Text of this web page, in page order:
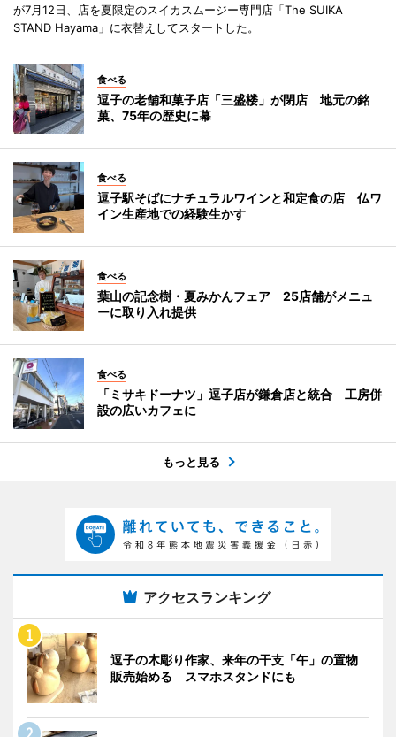
が7月12日、店を夏限定のスイカスムージー専門店「The SUIKA
STAND Hayama」に衣替えしてスタートした。
食べる
逗子の老舗和菓子店「三盛楼」が閉店 地元の銘
菓、75年の歴史に幕
食べる
逗子駅そばにナチュラルワインと和定食の店 仏ワ
イン生産地での経験生かす
食べる
葉山の記念樹・夏みかんフェア 25店舗がメニュ
ーに取り入れ提供
食べる
「ミサキドーナツ」逗子店が鎌倉店と統合 工房併
設の広いカフェに
もっと見る
アクセスランキング
逗子の木彫り作家、来年の干支「午」の置物
販売始める スマホスタンドにも